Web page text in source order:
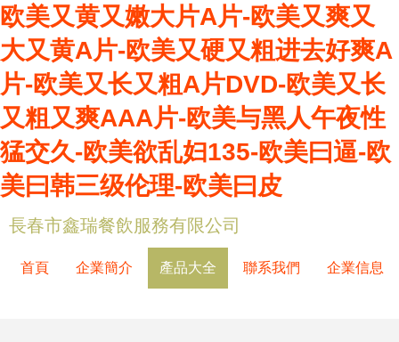
欧美又黄又嫩大片A片-欧美又爽又
大又黄A片-欧美又硬又粗进去好爽A
片-欧美又长又粗A片DVD-欧美又长
又粗又爽AAA片-欧美与黑人午夜性
猛交久-欧美欲乱妇135-欧美曰逼-欧
美曰韩三级伦理-欧美曰皮
長春市鑫瑞餐飲服務有限公司
首頁 企業簡介 產品大全 聯系我們 企業信息